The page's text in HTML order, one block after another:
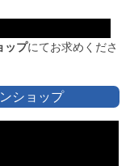
ップにてお求めくださ
ショップ